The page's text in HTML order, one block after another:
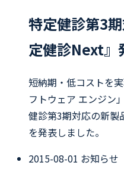
特定健診第3
定健診Next』
短納期・低コストを
フトウェア エンジン
健診第3期対応の新製
を発表しました。
2015-08-01 お知らせ